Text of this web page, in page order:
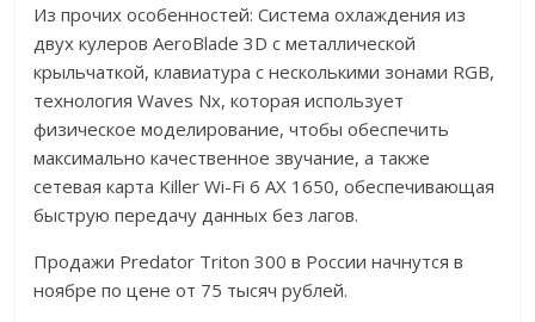
Из прочих особенностей: Система охлаждения из
двух кулеров AeroBlade 3D с металлической
крыльчаткой, клавиатура с несколькими зонами RGB,
технология Waves Nx, которая использует
физическое моделирование, чтобы обеспечить
максимально качественное звучание, а также
сетевая карта Killer Wi-Fi 6 AX 1650, обеспечивающая
быструю передачу данных без лагов.
Продажи Predator Triton 300 в России начнутся в
ноябре по цене от 75 тысяч рублей.